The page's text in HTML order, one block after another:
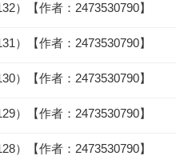
）【作者：2473530790】
）【作者：2473530790】
）【作者：2473530790】
）【作者：2473530790】
）【作者：2473530790】